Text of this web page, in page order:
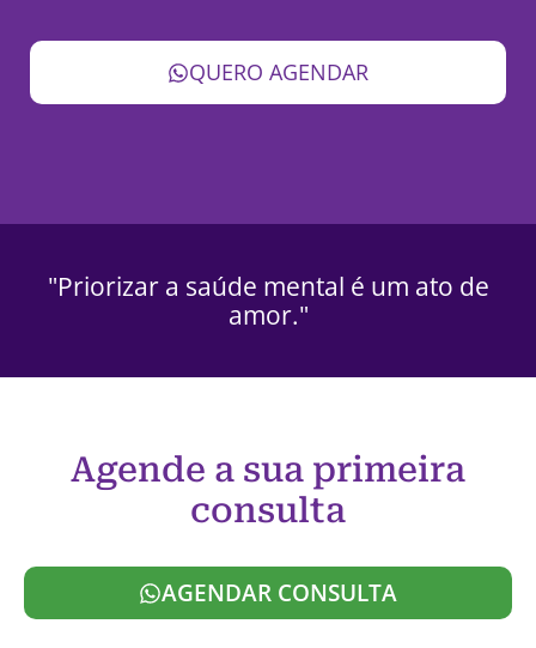
QUERO AGENDAR
"Priorizar a saúde mental é um ato de
amor."
Agende a sua primeira
consulta
AGENDAR CONSULTA